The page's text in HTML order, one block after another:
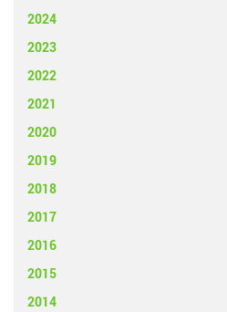
2024
2023
2022
2021
2020
2019
2018
2017
2016
2015
2014